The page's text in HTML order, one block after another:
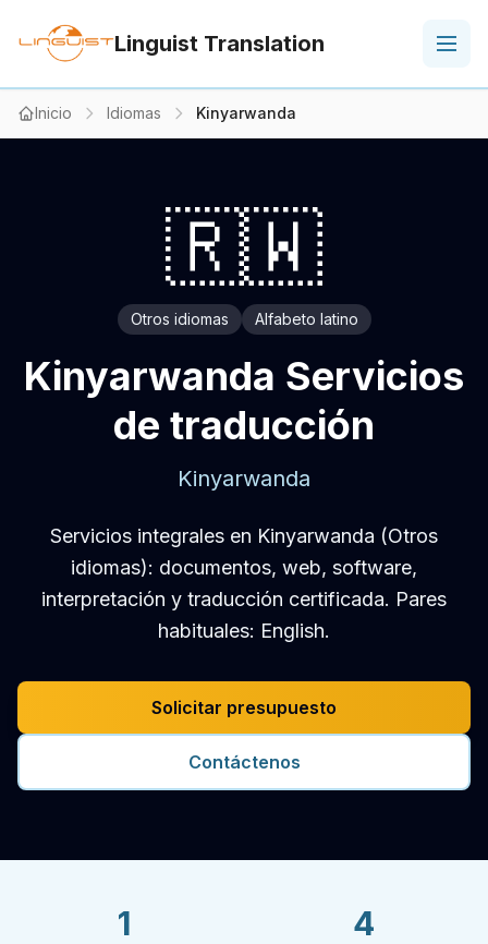
Linguist Translation
Inicio Idiomas Kinyarwanda
🇷🇼
Otros idiomas Alfabeto latino
Kinyarwanda Servicios
de traducción
Kinyarwanda
Servicios integrales en Kinyarwanda (Otros
idiomas): documentos, web, software,
interpretación y traducción certificada. Pares
habituales: English.
Solicitar presupuesto
Contáctenos
1 4